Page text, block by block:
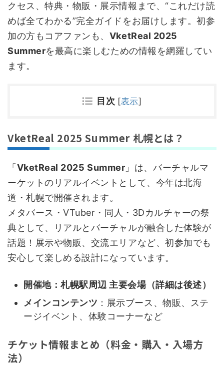
クセス、特典・物販・展示情報まで、“これだけ読
めば全てわかる”完全ガイドをお届けします。初参
加の方もコアファンも、 VketReal 2025
Summerを最高に楽しむための情報を網羅してい
ます。
目次 [表示]
VketReal 2025 Summer 札幌とは？
「 VketReal 2025 Summer 」は、バーチャルマ
ーケットのリアルイベントとして、今年は北海
道・札幌で開催されます。
メタバース・VTuber・同人・3Dカルチャーの祭
典として、リアルとバーチャルが融合した体験が
話題！展示や物販、交流エリアなど、初参加でも
安心して楽しめる設計になっています。
開催地：札幌駅周辺 主要会場（詳細は後述）
メインコンテンツ ：展示ブース、物販、ステ
ージイベント、体験コーナーなど
チケット情報まとめ（料金・購入・入場方
法）